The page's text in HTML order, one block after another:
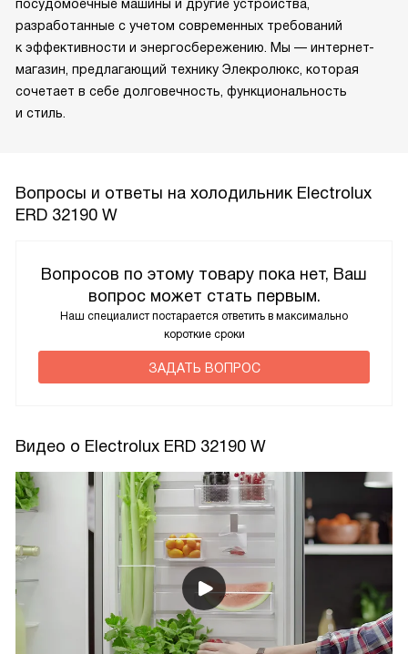
посудомоечные машины и другие устройства,
разработанные с учетом современных требований
к эффективности и энергосбережению. Мы — интернет-
магазин, предлагающий технику Элекролюкс, которая
сочетает в себе долговечность, функциональность
и стиль.
Вопросы и ответы на холодильник Electrolux
ERD 32190 W
Вопросов по этому товару пока нет, Ваш
вопрос может стать первым.
Наш специалист постарается ответить в максимально
короткие сроки
ЗАДАТЬ ВОПРОС
Видео о Electrolux ERD 32190 W